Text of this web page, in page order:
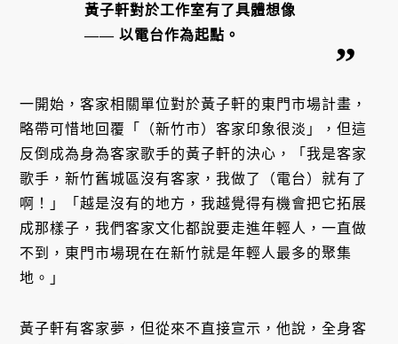
黃子軒對於工作室有了具體想像
—— 以電台作為起點。
一開始，客家相關單位對於黃子軒的東門市場計畫，
略帶可惜地回覆「（新竹市）客家印象很淡」，但這
反倒成為身為客家歌手的黃子軒的決心，「我是客家
歌手，新竹舊城區沒有客家，我做了（電台）就有了
啊！」「越是沒有的地方，我越覺得有機會把它拓展
成那樣子，我們客家文化都說要走進年輕人，一直做
不到，東門市場現在在新竹就是年輕人最多的聚集
地。」
黃子軒有客家夢，但從來不直接宣示，他說，全身客